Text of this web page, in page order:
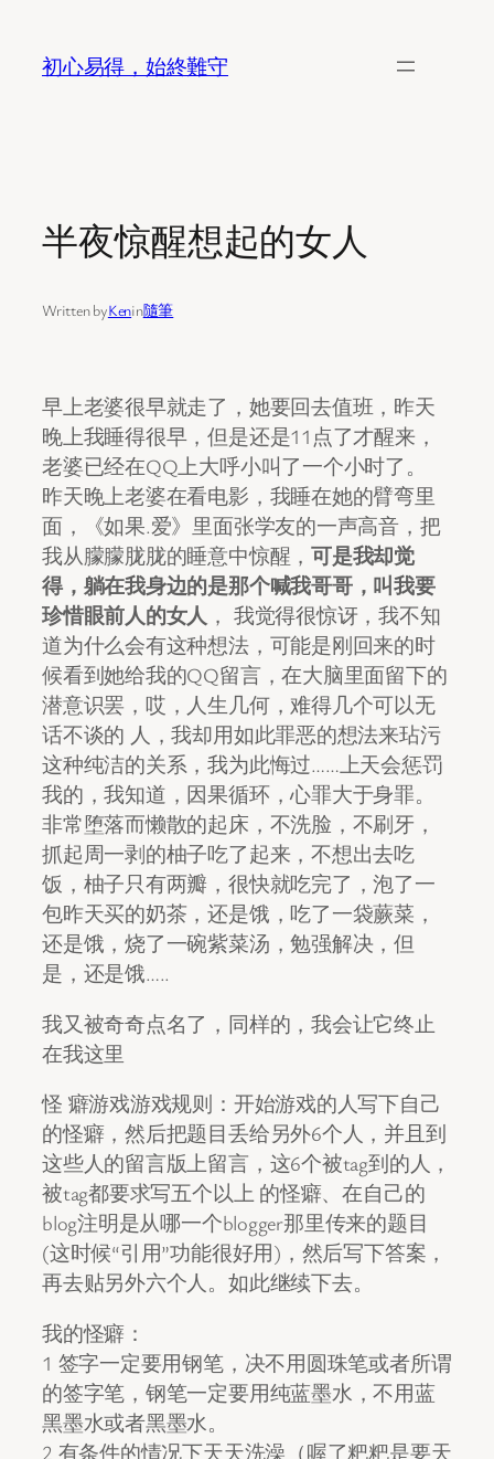
content
初心易得，始終難守
半夜惊醒想起的女人
Written byKenin隨筆
早上老婆很早就走了，她要回去值班，昨天
晚上我睡得很早，但是还是11点了才醒来，
老婆已经在QQ上大呼小叫了一个小时了。
昨天晚上老婆在看电影，我睡在她的臂弯里
面，《如果.爱》里面张学友的一声高音，把
我从朦朦胧胧的睡意中惊醒，可是我却觉
得，躺在我身边的是那个喊我哥哥，叫我要
珍惜眼前人的女人 ， 我觉得很惊讶，我不知
道为什么会有这种想法，可能是刚回来的时
候看到她给我的QQ留言，在大脑里面留下的
潜意识罢，哎，人生几何，难得几个可以无
话不谈的 人，我却用如此罪恶的想法来玷污
这种纯洁的关系，我为此悔过……上天会惩罚
我的，我知道，因果循环，心罪大于身罪。
非常堕落而懒散的起床，不洗脸，不刷牙，
抓起周一剥的柚子吃了起来，不想出去吃
饭，柚子只有两瓣，很快就吃完了，泡了一
包昨天买的奶茶，还是饿，吃了一袋蕨菜，
还是饿，烧了一碗紫菜汤，勉强解决，但
是，还是饿…..
我又被奇奇点名了，同样的，我会让它终止
在我这里
怪 癖游戏游戏规则：开始游戏的人写下自己
的怪癖，然后把题目丢给另外6个人，并且到
这些人的留言版上留言，这6个被tag到的人，
被tag都要求写五个以上 的怪癖、在自己的
blog注明是从哪一个blogger那里传来的题目
(这时候“引用”功能很好用)，然后写下答案，
再去贴另外六个人。如此继续下去。
我的怪癖：
1 签字一定要用钢笔，决不用圆珠笔或者所谓
的签字笔，钢笔一定要用纯蓝墨水，不用蓝
黑墨水或者黑墨水。
2 有条件的情况下天天洗澡（喔了粑粑是要天